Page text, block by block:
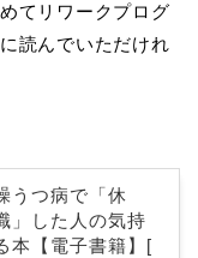
てリワークプログ
読んでいただけれ
うつ病で「休
」した人の気持
本【電子書籍】[